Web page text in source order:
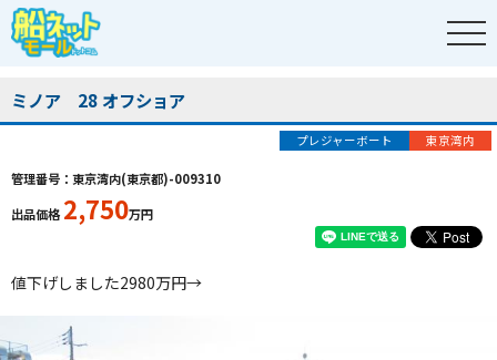
ミノア 28 オフショア
プレジャーボート 東京湾内
管理番号：東京湾内(東京都)-009310
出品価格2,750万円
値下げしました2980万円→